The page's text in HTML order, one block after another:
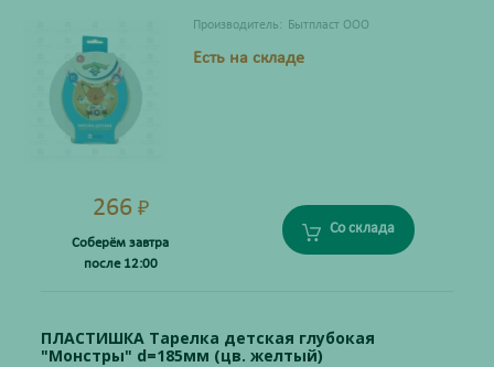
Производитель: Бытпласт ООО
Есть на складе
266 ₽
Соберём завтра
после 12:00
Со склада
ПЛАСТИШКА Тарелка детская глубокая
"Монстры" d=185мм (цв. желтый)